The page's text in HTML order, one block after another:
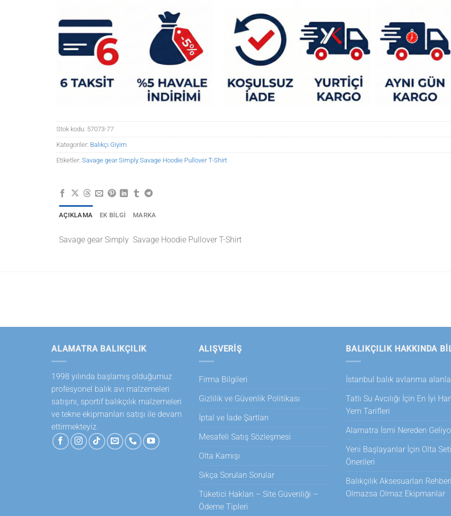
Stok kodu: 57073-77
Kategoriler: Balıkçı Giyim
Etiketler: Savage gear Simply Savage Hoodie Pullover T-Shirt
AÇIKLAMA EK BILGI MARKA
Savage gear Simply Savage Hoodie Pullover T-Shirt
ALAMATRA BALIKÇILIK
1998 yılında başlamış olduğumuz
profesyonel balık avı malzemeleri
satışını, sportif balıkçılık malzemeleri
ve tekne ekipmanları satışı ile devam
ettirmekteyiz.
ALIŞVERİŞ
Firma Bilgileri
Gizlilik ve Güvenlik Politikası
İptal ve İade Şartları
Mesafeli Satış Sözleşmesi
Olta Kamışı
Sıkça Sorulan Sorular
Tüketici Hakları – Site Güvenliği –
Ödeme Tipleri
BALIKÇILIK HAKKINDA
İstanbul balık avlanma
Tatlı Su Avcılığı İçin En İyi
Yem Tarifleri
Alamatra İsmi Nereden
Yeni Başlayanlar İçin Olta Seti
Önerileri
Balıkçılık Aksesuarları
Olmazsa Olmaz Ekipmanlar